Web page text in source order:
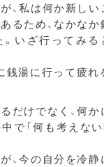
、私は何か新し
るため、なかな
いざ行ってみる
銭湯に行って疲れ
だけでなく、何
で「何も考えな
、今の自分を冷